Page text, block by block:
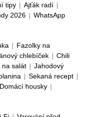
tipy | Ajťák radí |
2026 | WhatsApp
| Fazolky na
chlebíček | Chili
na salát | Jahodový
| Sekaná recept |
Domácí housky |